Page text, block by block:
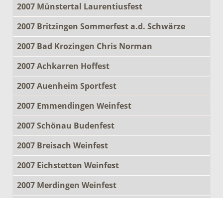
2007 Münstertal Laurentiusfest
2007 Britzingen Sommerfest a.d. Schwärze
2007 Bad Krozingen Chris Norman
2007 Achkarren Hoffest
2007 Auenheim Sportfest
2007 Emmendingen Weinfest
2007 Schönau Budenfest
2007 Breisach Weinfest
2007 Eichstetten Weinfest
2007 Merdingen Weinfest